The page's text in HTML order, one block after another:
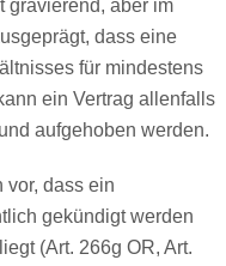
gravierend, aber im
dass eine
für mindestens
ein Vertrag allenfalls
aufgehoben werden.
vor, dass ein
gekündigt werden
(Art. 266g OR, Art.